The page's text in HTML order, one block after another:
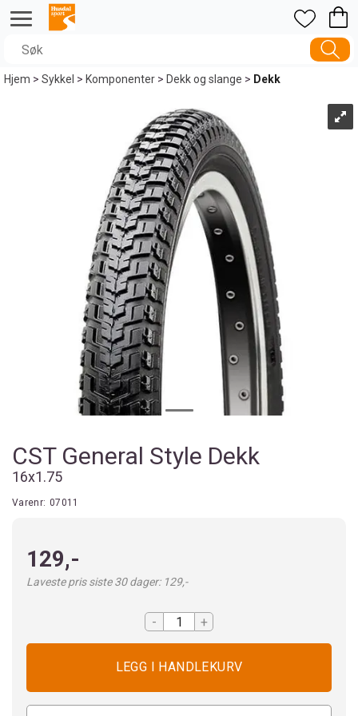
Hjem>Sykkel >Komponenter>Dekk og slange> Dekk
CST General Style Dekk
16x1.75
Varenr: 07011
129,-
Laveste pris siste 30 dager: 129,-
- +